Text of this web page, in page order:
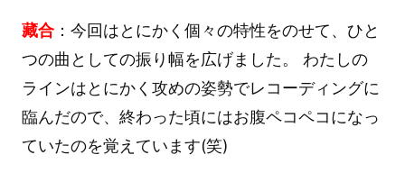
藏合：今回はとにかく個々の特性をのせて、ひと
つの曲としての振り幅を広げました。 わたしの
ラインはとにかく攻めの姿勢でレコーディングに
臨んだので、終わった頃にはお腹ペコペコになっ
ていたのを覚えています(笑)